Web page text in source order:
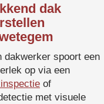
dak
dakwerker spoort een
op via een
of
met visuele